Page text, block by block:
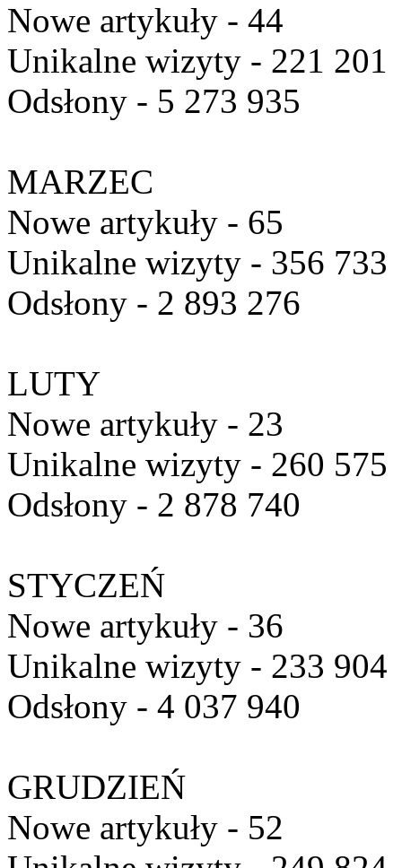
Nowe artykuły - 44
Unikalne wizyty - 221 201
Odsłony - 5 273 935
MARZEC
Nowe artykuły - 65
Unikalne wizyty - 356 733
Odsłony - 2 893 276
LUTY
Nowe artykuły - 23
Unikalne wizyty - 260 575
Odsłony - 2 878 740
STYCZEŃ
Nowe artykuły - 36
Unikalne wizyty - 233 904
Odsłony - 4 037 940
GRUDZIEŃ
Nowe artykuły - 52